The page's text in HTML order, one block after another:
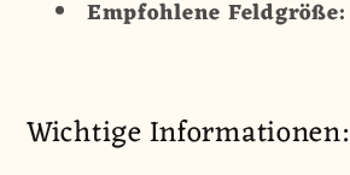
Empfohlene Feldgröße:
Wichtige Informationen: